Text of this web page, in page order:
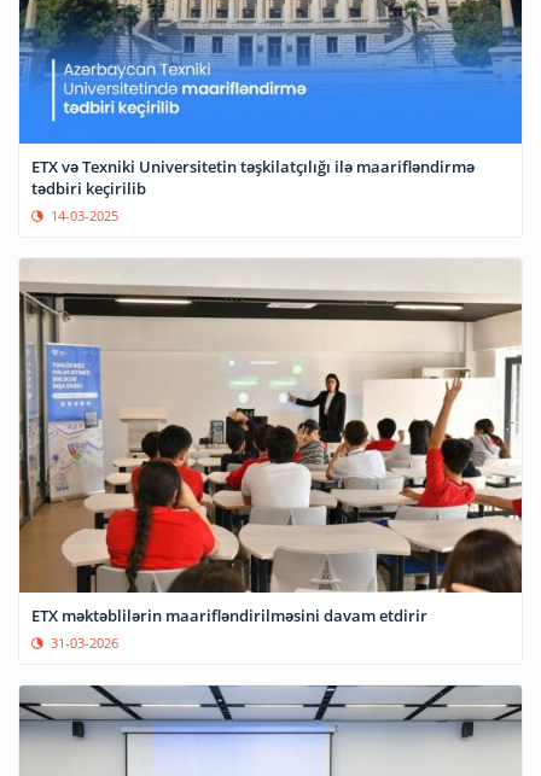
ETX və Texniki Universitetin təşkilatçılığı ilə maarifləndirmə
tədbiri keçirilib
14-03-2025
ETX məktəblilərin maarifləndirilməsini davam etdirir
31-03-2026